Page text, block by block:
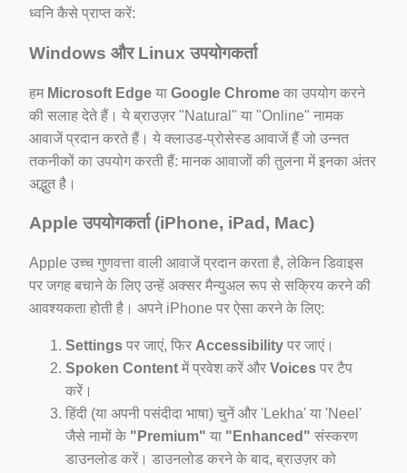
ध्वनि कैसे प्राप्त करें:
Windows और Linux उपयोगकर्ता
हम Microsoft Edge या Google Chrome का उपयोग करने
की सलाह देते हैं। ये ब्राउज़र "Natural" या "Online" नामक
आवाजें प्रदान करते हैं। ये क्लाउड-प्रोसेस्ड आवाजें हैं जो उन्नत
तकनीकों का उपयोग करती हैं: मानक आवाजों की तुलना में इनका अंतर
अद्भुत है।
Apple उपयोगकर्ता (iPhone, iPad, Mac)
Apple उच्च गुणवत्ता वाली आवाजें प्रदान करता है, लेकिन डिवाइस
पर जगह बचाने के लिए उन्हें अक्सर मैन्युअल रूप से सक्रिय करने की
आवश्यकता होती है। अपने iPhone पर ऐसा करने के लिए:
Settings पर जाएं, फिर Accessibility पर जाएं।
Spoken Content में प्रवेश करें और Voices पर टैप
करें।
हिंदी (या अपनी पसंदीदा भाषा) चुनें और 'Lekha' या 'Neel'
जैसे नामों के "Premium" या "Enhanced" संस्करण
डाउनलोड करें। डाउनलोड करने के बाद, ब्राउज़र को